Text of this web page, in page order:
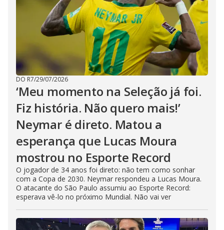
DO R7/29/07/2026
‘Meu momento na Seleção já foi.
Fiz história. Não quero mais!’
Neymar é direto. Matou a
esperança que Lucas Moura
mostrou no Esporte Record
O jogador de 34 anos foi direto: não tem como sonhar
com a Copa de 2030. Neymar respondeu a Lucas Moura.
O atacante do São Paulo assumiu ao Esporte Record:
esperava vê-lo no próximo Mundial. Não vai ver